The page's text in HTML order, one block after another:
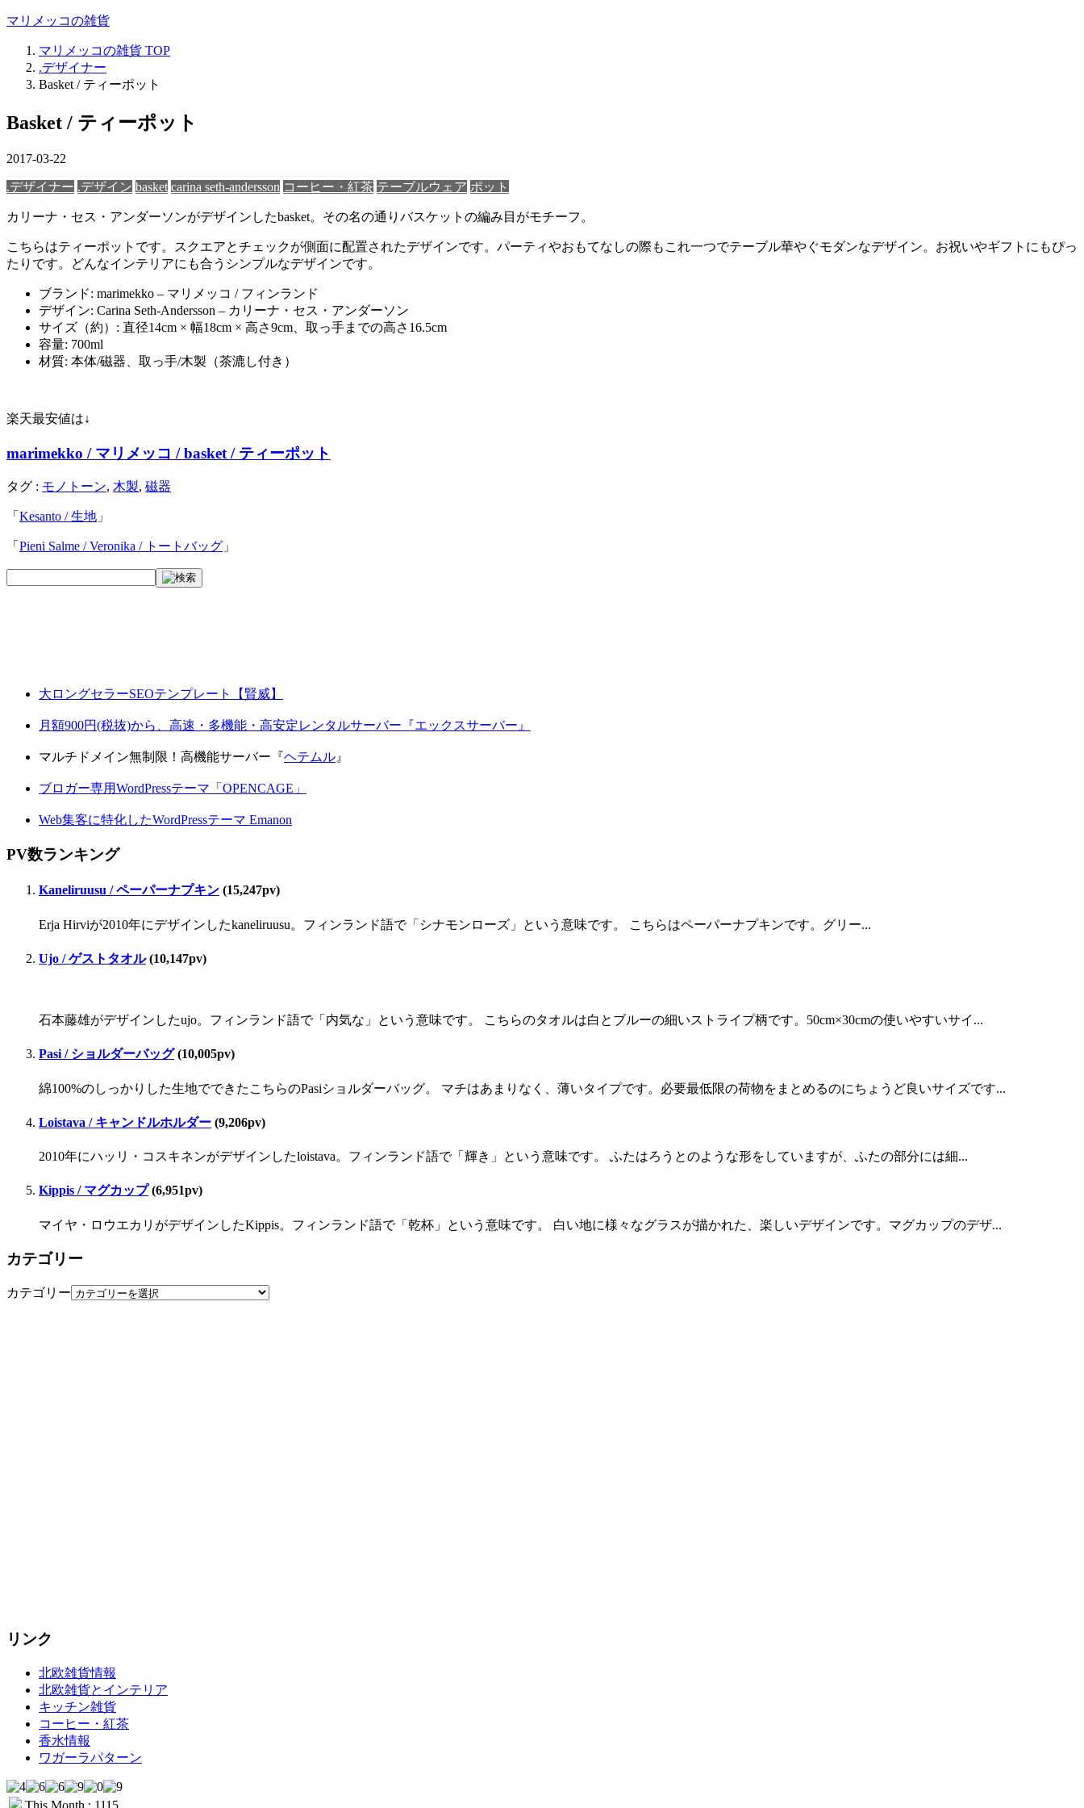
マリメッコの雑貨
マリメッコの雑貨 TOP
.デザイナー
Basket / ティーポット
Basket / ティーポット
2017-03-22
.デザイナー .デザイン basket carina seth-andersson コーヒー・紅茶 テーブルウェア ポット
カリーナ・セス・アンダーソンがデザインしたbasket。その名の通りバスケットの編み目がモチーフ。
こちらはティーポットです。スクエアとチェックが側面に配置されたデザインです。パーティやおもてなしの際もこれ一つでテーブル華やぐモダンなデザイン。お祝いやギフトにもぴっ
たりです。どんなインテリアにも合うシンプルなデザインです。
ブランド: marimekko – マリメッコ / フィンランド
デザイン: Carina Seth-Andersson – カリーナ・セス・アンダーソン
サイズ（約）: 直径14cm × 幅18cm × 高さ9cm、取っ手までの高さ16.5cm
容量: 700ml
材質: 本体/磁器、取っ手/木製（茶漉し付き）
楽天最安値は↓
marimekko / マリメッコ / basket / ティーポット
タグ : モノトーン, 木製, 磁器
「 Kesanto / 生地 」
「 Pieni Salme / Veronika / トートバッグ 」
大ロングセラーSEOテンプレート【賢威】
月額900円(税抜)から、高速・多機能・高安定レンタルサーバー『エックスサーバー』
マルチドメイン無制限！高機能サーバー『ヘテムル 』
ブロガー専用WordPressテーマ「OPENCAGE」
Web集客に特化したWordPressテーマ Emanon
PV数ランキング
Kaneliruusu / ペーパーナプキン (15,247pv)
Erja Hirviが2010年にデザインしたkaneliruusu。フィンランド語で「シナモンローズ」という意味です。 こちらはペーパーナプキンです。グリー...
Ujo / ゲストタオル(10,147pv)
石本藤雄がデザインしたujo。フィンランド語で「内気な」という意味です。 こちらのタオルは白とブルーの細いストライプ柄です。50cm×30cmの使いやすいサイ...
Pasi / ショルダーバッグ(10,005pv)
綿100%のしっかりした生地でできたこちらのPasiショルダーバッグ。 マチはあまりなく、薄いタイプです。必要最低限の荷物をまとめるのにちょうど良いサイズです...
Loistava / キャンドルホルダー (9,206pv)
2010年にハッリ・コスキネンがデザインしたloistava。フィンランド語で「輝き」という意味です。 ふたはろうとのような形をしていますが、ふたの部分には細...
Kippis / マグカップ(6,951pv)
マイヤ・ロウエカリがデザインしたKippis。フィンランド語で「乾杯」という意味です。 白い地に様々なグラスが描かれた、楽しいデザインです。マグカップのデザ...
カテゴリー
カテゴリー
リンク
北欧雑貨情報
北欧雑貨とインテリア
キッチン雑貨
コーヒー・紅茶
香水情報
ワガーラパターン
This Month : 1115